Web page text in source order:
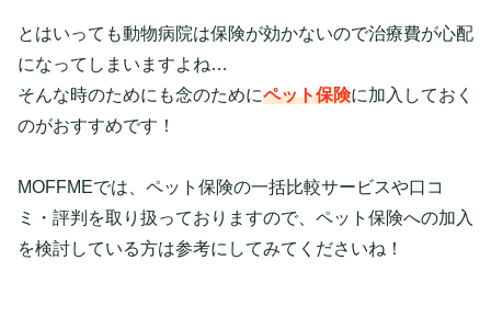
とはいっても動物病院は保険が効かないので治療費が心配
になってしまいますよね…
そんな時のためにも念のためにペット保険に加入しておく
のがおすすめです！
MOFFMEでは、ペット保険の一括比較サービスや口コ
ミ・評判を取り扱っておりますので、ペット保険への加入
を検討している方は参考にしてみてくださいね！